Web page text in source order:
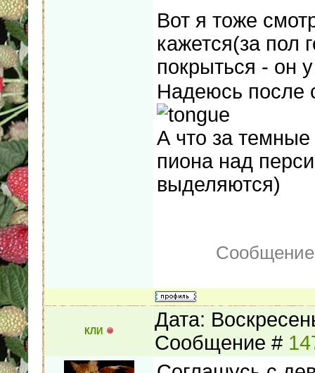
Вот я тоже
кажется(за пол
покрыться - он
Надеюсь после
А что за
пиона над
выделяются)
Сообщение
КЛИ
Дата:
Сообщение #